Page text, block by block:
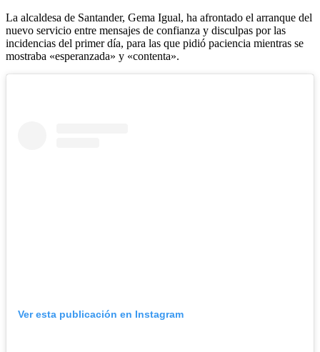
La alcaldesa de Santander, Gema Igual, ha afrontado el arranque del
nuevo servicio entre mensajes de confianza y disculpas por las
incidencias del primer día, para las que pidió paciencia mientras se
mostraba «esperanzada» y «contenta».
Ver esta publicación en Instagram